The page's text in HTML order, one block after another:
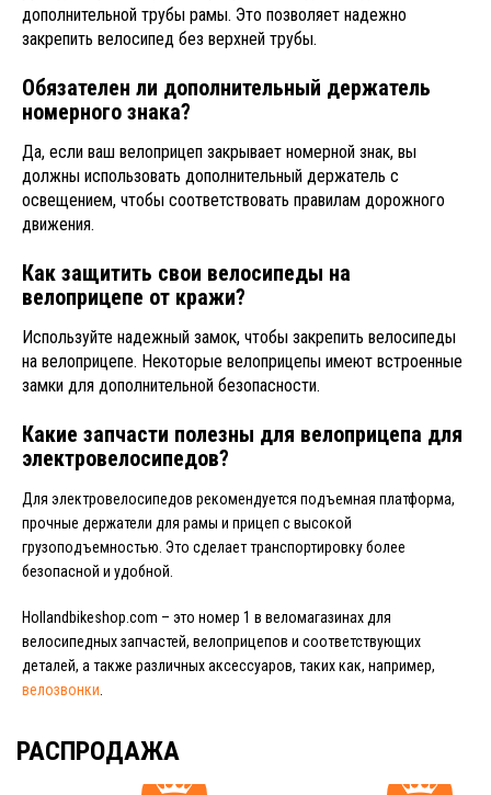
дополнительной трубы рамы. Это позволяет надежно
закрепить велосипед без верхней трубы.
Обязателен ли дополнительный держатель
номерного знака?
Да, если ваш велоприцеп закрывает номерной знак, вы
должны использовать дополнительный держатель с
освещением, чтобы соответствовать правилам дорожного
движения.
Как защитить свои велосипеды на
велоприцепе от кражи?
Используйте надежный замок, чтобы закрепить велосипеды
на велоприцепе. Некоторые велоприцепы имеют встроенные
замки для дополнительной безопасности.
Какие запчасти полезны для велоприцепа для
электровелосипедов?
Для электровелосипедов рекомендуется подъемная платформа,
прочные держатели для рамы и прицеп с высокой
грузоподъемностью. Это сделает транспортировку более
безопасной и удобной.
Hollandbikeshop.com – это номер 1 в веломагазинах для
велосипедных запчастей, велоприцепов и соответствующих
деталей, а также различных аксессуаров, таких как, например,
велозвонки
РАСПРОДАЖА